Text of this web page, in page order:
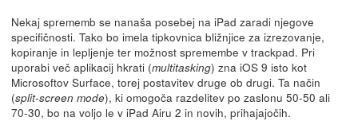
Nekaj sprememb se nanaša posebej na iPad zaradi njegove
specifičnosti. Tako bo imela tipkovnica bližnjice za izrezovanje,
kopiranje in lepljenje ter možnost spremembe v trackpad. Pri
uporabi več aplikacij hkrati (multitasking) zna iOS 9 isto kot
Microsoftov Surface, torej postavitev druge ob drugi. Ta način
(split-screen mode), ki omogoča razdelitev po zaslonu 50-50 ali
70-30, bo na voljo le v iPad Airu 2 in novih, prihajajočih.